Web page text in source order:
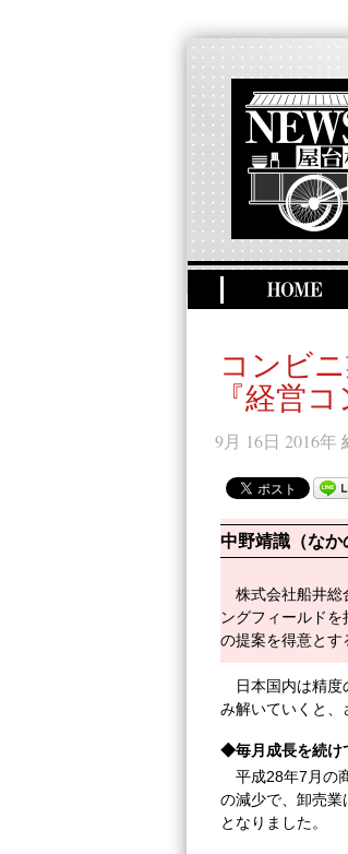
コンビ
『経営
9月 16日 2016年
中野靖識（なか
株式会社船井総
ングフィールド
の提案を得意とす
日本国内は精
み解いていくと、
◆毎月成長を続け
平成28年7月の
の減少で、卸売
となりました。